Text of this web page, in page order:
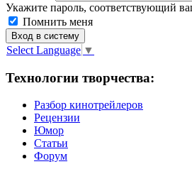
Укажите пароль, соответствующий
Помнить меня
Select Language ▼
Технологии творчества:
Разбор кинотрейлеров
Рецензии
Юмор
Статьи
Форум